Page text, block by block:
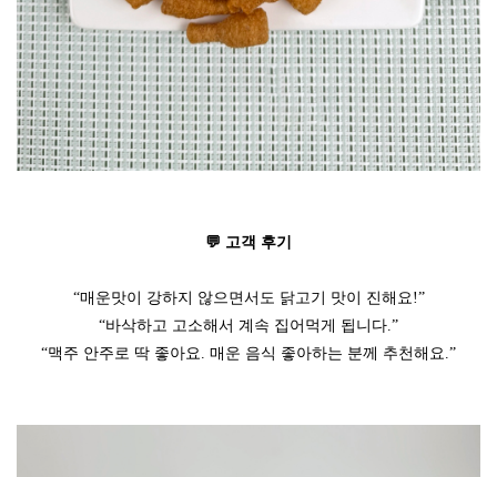
💬 고객 후기
“매운맛이 강하지 않으면서도 닭고기 맛이 진해요!”
“바삭하고 고소해서 계속 집어먹게 됩니다.”
“맥주 안주로 딱 좋아요. 매운 음식 좋아하는 분께 추천해요.”